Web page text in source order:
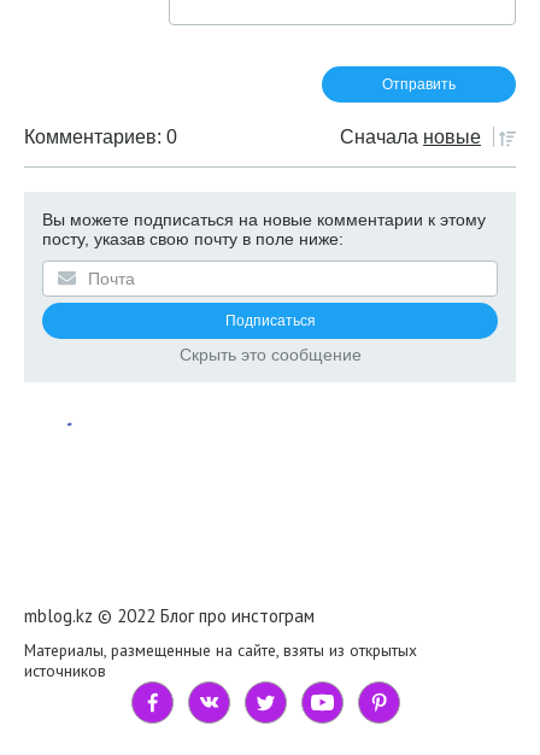
Комментариев: 0 Сначала новые
Вы можете подписаться на новые комментарии к этому
посту, указав свою почту в поле ниже:
Скрыть это сообщение
mblog.kz © 2022 Блог про инстограм
Материалы, размещенные на сайте, взяты из открытых
источников